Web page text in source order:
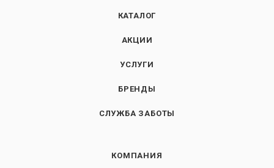
КАТАЛОГ
АКЦИИ
УСЛУГИ
БРЕНДЫ
СЛУЖБА ЗАБОТЫ
КОМПАНИЯ